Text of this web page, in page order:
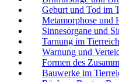
Geburt und Tod im
Metamorphose und
Sinnesorgane und
Tarnung im Tierreich
Warnung und
Formen des
Bauwerke im